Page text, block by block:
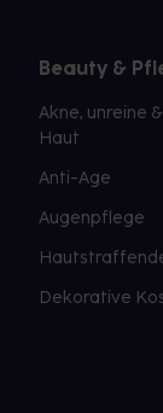
Beauty &
Akne, unreine
Haut
Anti-Age
Augenpflege
Dekorative